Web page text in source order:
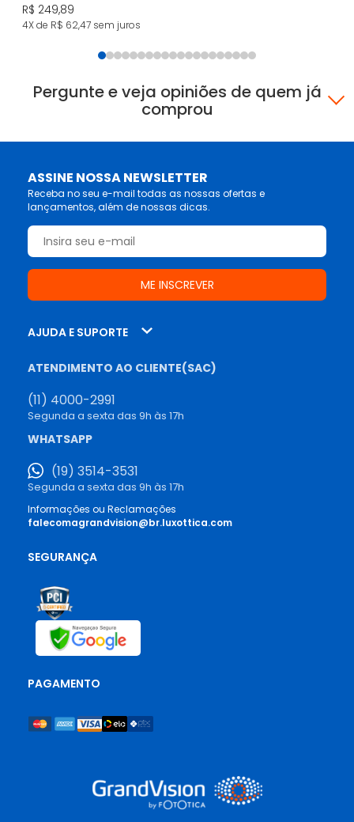
R$ 249,89
4X de R$ 62,47 sem juros
Pergunte e veja opiniões de quem já
comprou
ASSINE NOSSA NEWSLETTER
Receba no seu e-mail todas as nossas ofertas e
lançamentos, além de nossas dicas.
AJUDA E SUPORTE
ATENDIMENTO AO CLIENTE(SAC)
(11) 4000-2991
Segunda a sexta das 9h às 17h
WHATSAPP
(19) 3514-3531
Segunda a sexta das 9h às 17h
Informações ou Reclamações
falecomagrandvision@br.luxottica.com
SEGURANÇA
PAGAMENTO